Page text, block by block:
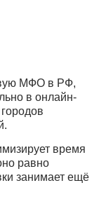
МФО в РФ,
в онлайн-
время
равно
занимает ещё